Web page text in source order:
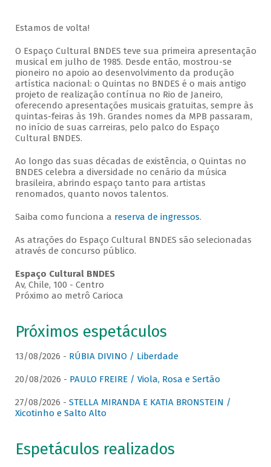
Estamos de volta!
O Espaço Cultural BNDES teve sua primeira apresentação
musical em julho de 1985. Desde então, mostrou-se
pioneiro no apoio ao desenvolvimento da produção
artística nacional: o Quintas no BNDES é o mais antigo
projeto de realização contínua no Rio de Janeiro,
oferecendo apresentações musicais gratuitas, sempre às
quintas-feiras às 19h. Grandes nomes da MPB passaram,
no início de suas carreiras, pelo palco do Espaço
Cultural BNDES.
Ao longo das suas décadas de existência, o Quintas no
BNDES celebra a diversidade no cenário da música
brasileira, abrindo espaço tanto para artistas
renomados, quanto novos talentos.
Saiba como funciona a reserva de ingressos.
As atrações do Espaço Cultural BNDES são selecionadas
através de concurso público.
Espaço Cultural BNDES
Av, Chile, 100 - Centro
Próximo ao metrô Carioca
Próximos espetáculos
13/08/2026 - RÚBIA DIVINO / Liberdade
20/08/2026 - PAULO FREIRE / Viola, Rosa e Sertão
27/08/2026 - STELLA MIRANDA E KATIA BRONSTEIN /
Xicotinho e Salto Alto
Espetáculos realizados